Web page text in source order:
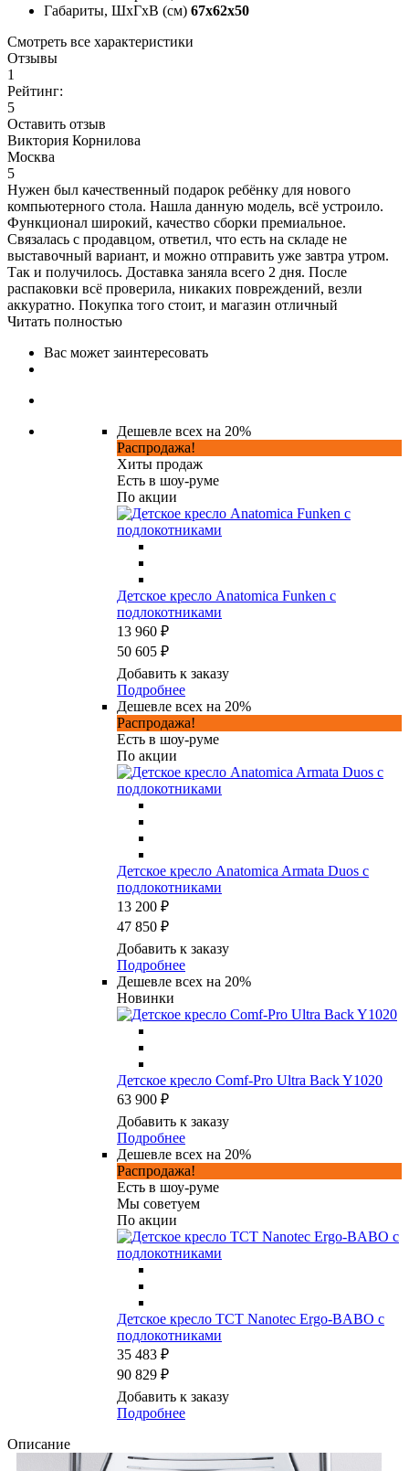
Габариты, ШxГxВ (см) 67x62x50
Смотреть все характеристики
Отзывы
1
Рейтинг:
5
Оставить отзыв
Виктория Корнилова
Москва
5
Нужен был качественный подарок ребёнку для нового
компьютерного стола. Нашла данную модель, всё устроило.
Функционал широкий, качество сборки премиальное.
Связалась с продавцом, ответил, что есть на складе не
выставочный вариант, и можно отправить уже завтра утром.
Так и получилось. Доставка заняла всего 2 дня. После
распаковки всё проверила, никаких повреждений, везли
аккуратно. Покупка того стоит, и магазин отличный
Читать полностью
Вас может заинтересовать
Дешевле всех на 20%
Распродажа!
Хиты продаж
Есть в шоу-руме
По акции
Детское кресло Anatomica Funken с
подлокотниками
13 960 ₽
50 605 ₽
Добавить к заказу
Подробнее
Дешевле всех на 20%
Распродажа!
Есть в шоу-руме
По акции
Детское кресло Anatomica Armata Duos с
подлокотниками
13 200 ₽
47 850 ₽
Добавить к заказу
Подробнее
Дешевле всех на 20%
Новинки
Детское кресло Comf-Pro Ultra Back Y1020
63 900 ₽
Добавить к заказу
Подробнее
Дешевле всех на 20%
Распродажа!
Есть в шоу-руме
Мы советуем
По акции
Детское кресло TCT Nanotec Ergo-BABO с
подлокотниками
35 483 ₽
90 829 ₽
Добавить к заказу
Подробнее
Описание